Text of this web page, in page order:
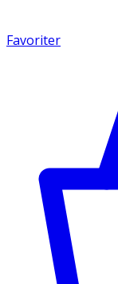
Favoriter